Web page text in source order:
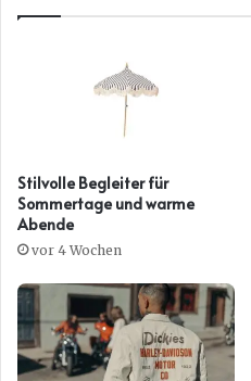
Stilvolle Begleiter für
Sommertage und warme
Abende
vor 4 Wochen